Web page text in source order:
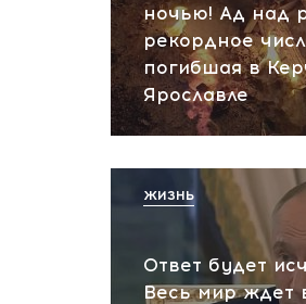
ночью! Ад над
рекордное
погибшая в
Ярославле
Ответ будет
Весь мир ждет
ЖИЗНЬ